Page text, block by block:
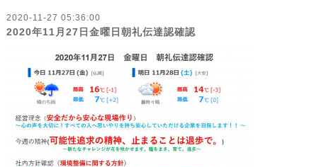
2020-11-27 05:36:00
2020年11月27日金曜日朝礼伝達認確認